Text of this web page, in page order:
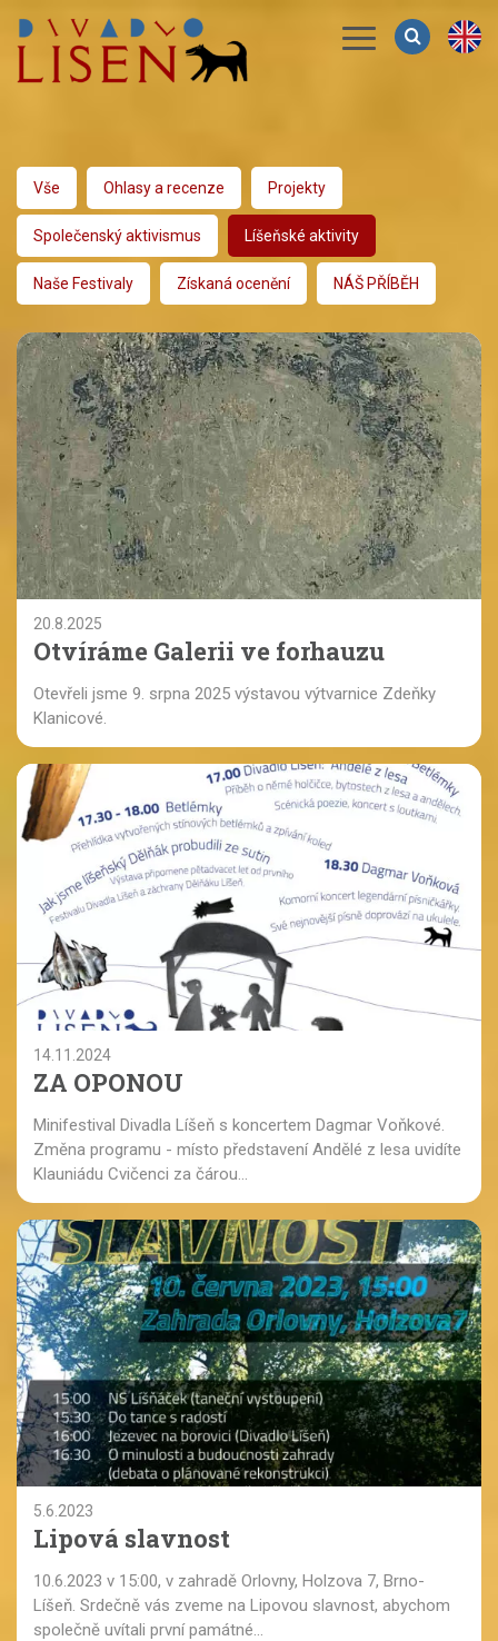
Menu
Vše Ohlasy a recenze Projekty
Společenský aktivismus Líšeňské aktivity
Naše Festivaly Získaná ocenění NÁŠ PŘÍBĚH
20.8.2025
Otvíráme Galerii ve forhauzu
Otevřeli jsme 9. srpna 2025 výstavou výtvarnice Zdeňky
Klanicové.
14.11.2024
ZA OPONOU
Minifestival Divadla Líšeň s koncertem Dagmar Voňkové.
Změna programu - místo představení Andělé z lesa uvidíte
Klauniádu Cvičenci za čárou...
5.6.2023
Lipová slavnost
10.6.2023 v 15:00, v zahradě Orlovny, Holzova 7, Brno-
Líšeň. Srdečně vás zveme na Lipovou slavnost, abychom
společně uvítali první památné...